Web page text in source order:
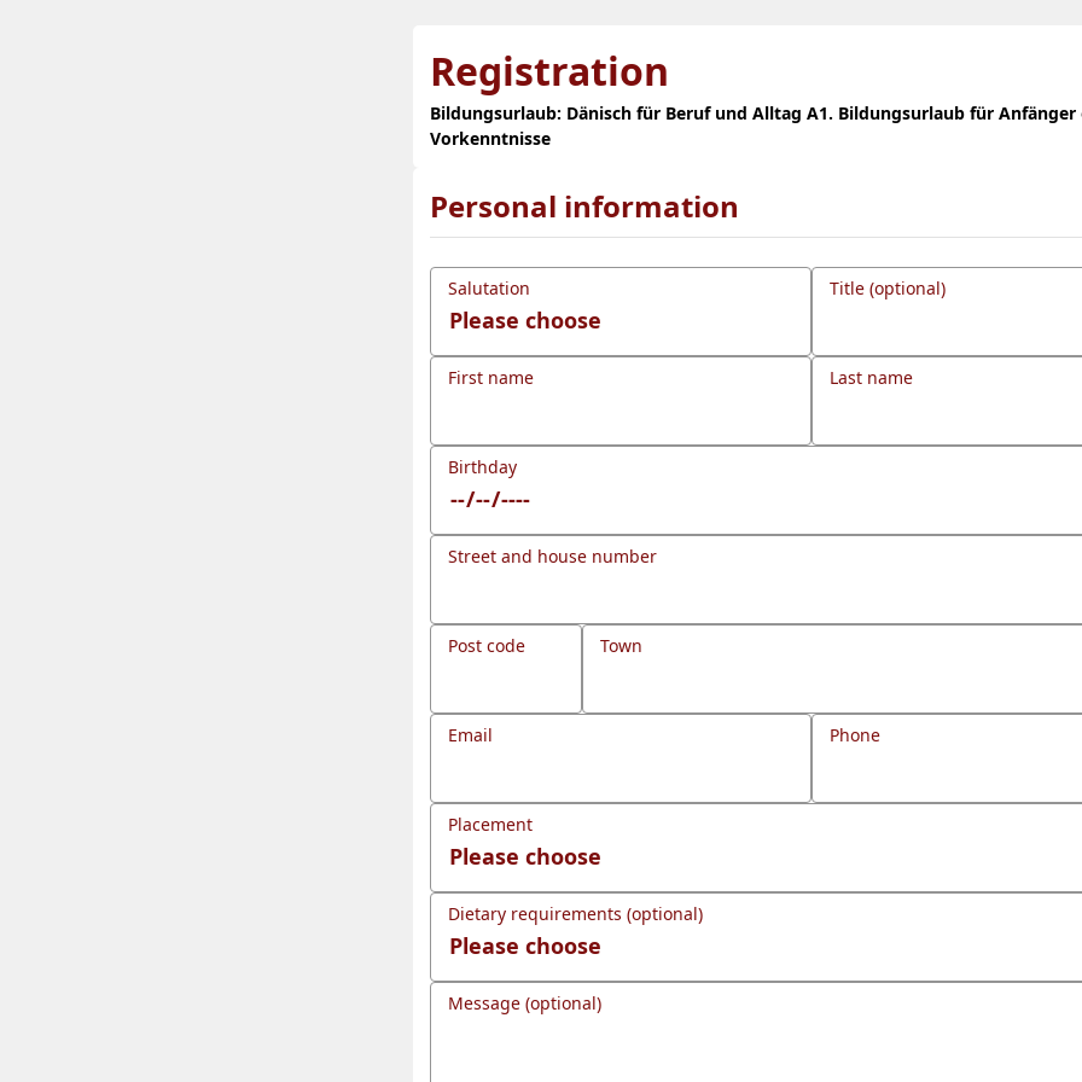
Registration
Bildungsurlaub: Dänisch für Beruf und Alltag A1. Bildungsurlaub für Anfänger
Vorkenntnisse
Personal information
Salutation Title (optional)
First name Last name
Birthday
Street and house number
Post code Town
Email Phone
Placement
Dietary requirements (optional)
Message (optional)